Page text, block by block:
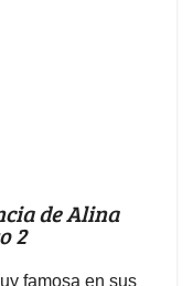
de Alina
2
famosa en sus